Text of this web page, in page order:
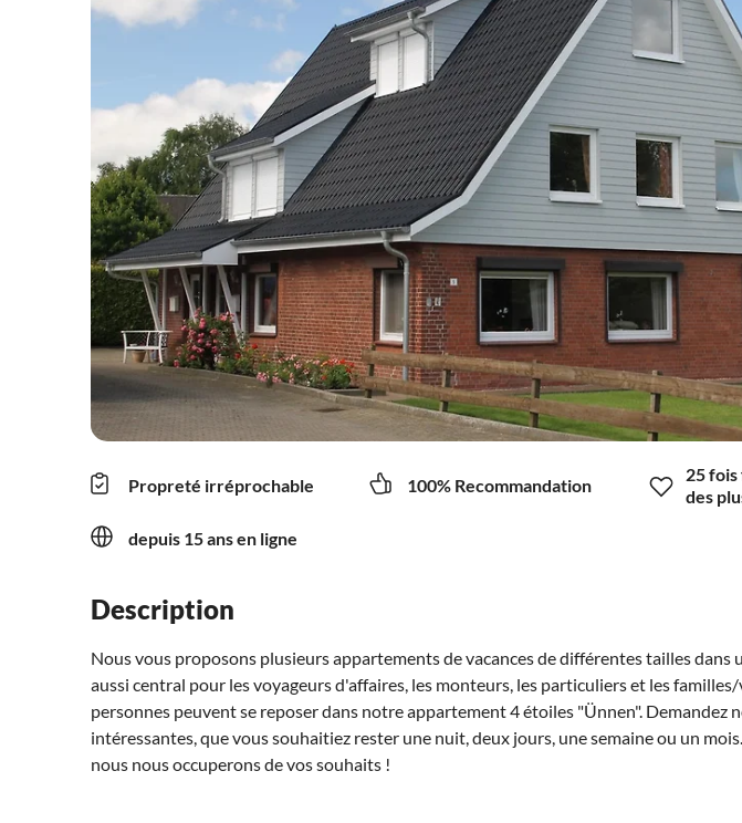
Propreté irréprochable 100% Recommandation
25
des
depuis 15 ans en ligne
Description
Nous vous proposons plusieurs appartements de vacances de différentes tailles dans
aussi central pour les voyageurs d'affaires, les monteurs, les particuliers et les familles/
personnes peuvent se reposer dans notre appartement 4 étoiles "Ünnen". Demandez
intéressantes, que vous souhaitiez rester une nuit, deux jours, une semaine ou un
nous nous occuperons de vos souhaits !